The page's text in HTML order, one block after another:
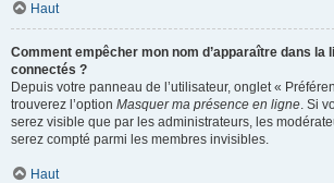
Haut
Comment empêcher mon nom d’apparaître dans la
connectés ?
Depuis votre panneau de l’utilisateur, onglet «
trouverez l’option Masquer ma présence en ligne. Si
serez visible que par les administrateurs, les
serez compté parmi les membres invisibles.
Haut